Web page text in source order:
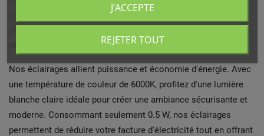
produits offrent une résistance totale à la poussière et une
performance optimale en toutes saisons.
Nos éclairages allient puissance et économie d'énergie. Avec
une température de couleur de 6000K, profitez d'une lumière
blanche claire idéale pour créer une ambiance sécurisante et
moderne. Consommant seulement 0.5 W, nos éclairages
permettent de réduire votre facture d'électricité tout en offrant
REJETER TOUT
J'ACCEPTE